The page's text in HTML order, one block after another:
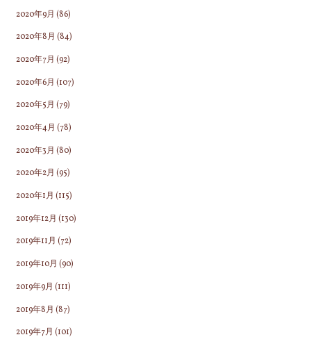
2020年9月 (86)
2020年8月 (84)
2020年7月 (92)
2020年6月 (107)
2020年5月 (79)
2020年4月 (78)
2020年3月 (80)
2020年2月 (95)
2020年1月 (115)
2019年12月 (130)
2019年11月 (72)
2019年10月 (90)
2019年9月 (111)
2019年8月 (87)
2019年7月 (101)